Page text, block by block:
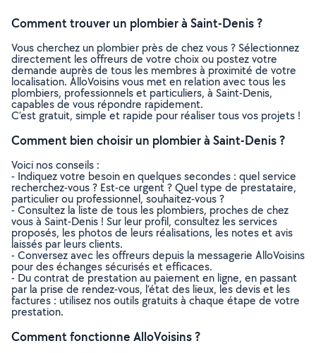
Comment trouver un plombier à Saint-Denis ?
Vous cherchez un plombier près de chez vous ? Sélectionnez
directement les offreurs de votre choix ou postez votre
demande auprès de tous les membres à proximité de votre
localisation. AlloVoisins vous met en relation avec tous les
plombiers, professionnels et particuliers, à Saint-Denis,
capables de vous répondre rapidement.
C’est gratuit, simple et rapide pour réaliser tous vos projets !
Comment bien choisir un plombier à Saint-Denis ?
Voici nos conseils :
- Indiquez votre besoin en quelques secondes : quel service
recherchez-vous ? Est-ce urgent ? Quel type de prestataire,
particulier ou professionnel, souhaitez-vous ?
- Consultez la liste de tous les plombiers, proches de chez
vous à Saint-Denis ! Sur leur profil, consultez les services
proposés, les photos de leurs réalisations, les notes et avis
laissés par leurs clients.
- Conversez avec les offreurs depuis la messagerie AlloVoisins
pour des échanges sécurisés et efficaces.
- Du contrat de prestation au paiement en ligne, en passant
par la prise de rendez-vous, l’état des lieux, les devis et les
factures : utilisez nos outils gratuits à chaque étape de votre
prestation.
Comment fonctionne AlloVoisins ?